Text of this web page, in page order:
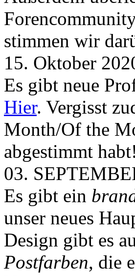
stimmen wir
15. Oktober
Es gibt neue
Hier. Vergisst
Month/Of the
abgestimmt habt!
03.
Es gibt ein
unser neues
Design gibt es
Postfarben, die